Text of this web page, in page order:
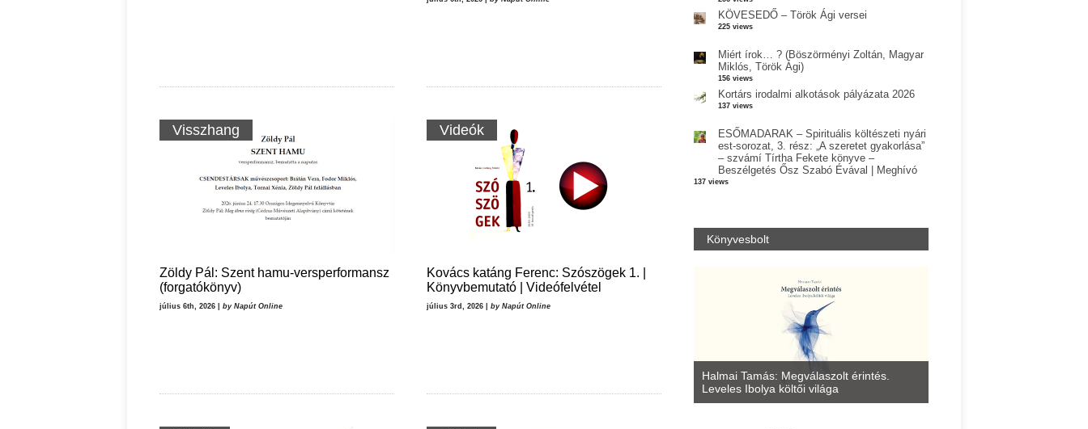
Visszhang
Zöldy Pál: Szent hamu-versperformansz
(forgatókönyv)
július 6th, 2026 | by Napút Online
Videók
Kovács katáng Ferenc: Szószögek 1. |
Könyvbemutató | Videófelvétel
július 3rd, 2026 | by Napút Online
KÖVESEDŐ – Török Ági versei
225 views
Miért írok… ? (Böszörményi Zoltán, Magyar
Miklós, Török Ági)
156 views
Kortárs irodalmi alkotások pályázata 2026
137 views
ESŐMADARAK – Spirituális költészeti nyári
est-sorozat, 3. rész: „A szeretet gyakorlása”
– szvámí Tírtha Fekete könyve –
Beszélgetés Ősz Szabó Évával | Meghívó
137 views
Könyvesbolt
Káplán Géza: Erotikai kalauz
Halmai Tamás: Megválaszolt érintés.
Leveles Ibolya költői világa